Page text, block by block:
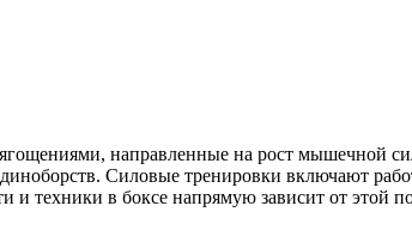
направленные на рост мышечной
Силовые тренировки включают
и техники в боксе напрямую зависит от этой